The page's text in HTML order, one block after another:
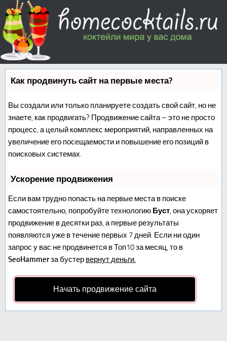
Как продвинуть сайт на первые места?
Вы создали или только планируете создать свой сайт, но не
знаете, как продвигать? Продвижение сайта – это не просто
процесс, а целый комплекс мероприятий, направленных на
увеличение его посещаемости и повышение его позиций в
поисковых системах.
Ускорение продвижения
Если вам трудно попасть на первые места в поиске
самостоятельно, попробуйте технологию Буст, она ускоряет
продвижение в десятки раз, а первые результаты
появляются уже в течение первых 7 дней. Если ни один
запрос у вас не продвинется в Топ10 за месяц, то в
SeoHammerза бустер вернут деньги.
Начать продвижение сайта